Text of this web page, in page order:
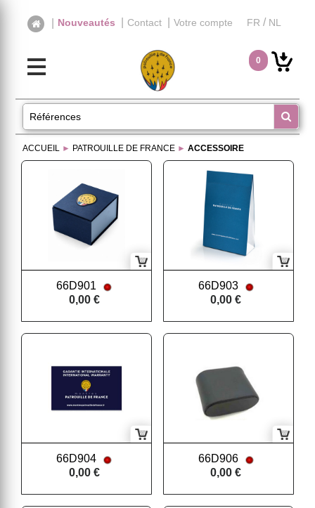
Nouveautés Contact Votre compte FR / NL
0
ACCUEIL ► PATROUILLE DE FRANCE ► ACCESSOIRE
66D901
0,00 €
66D903
0,00 €
66D904
0,00 €
66D906
0,00 €